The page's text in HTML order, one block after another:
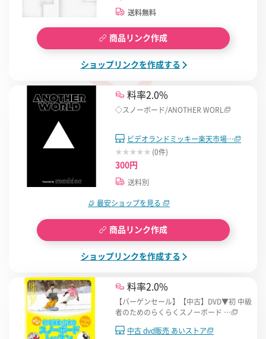
送料無料
商品リンク作成
ショップリンクを作成する
料率2.0%
◇スノーボード/ANOTHER WORL
ビデオランドミッキー楽天市場…
(0件)
300円
送料別
最安ショップを見る
商品リンク作成
ショップリンクを作成する
料率2.0%
【バーゲンセール】【中古】DVD▼初 中級
者のためのらくらくスノーボード …
中古 dvd販売 あいストア